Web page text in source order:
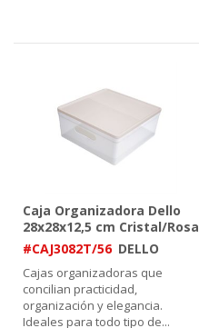
Caja Organizadora Dello
28x28x12,5 cm Cristal/Rosa
#CAJ3082T/56 DELLO
Cajas organizadoras que
concilian practicidad,
organización y elegancia.
Ideales para todo tipo de...